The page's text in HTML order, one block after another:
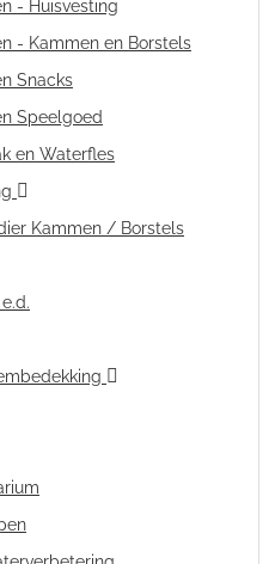
- Huisvesting
- Kammen en Borstels
Snacks
Speelgoed
en Waterfles
Kammen / Borstels